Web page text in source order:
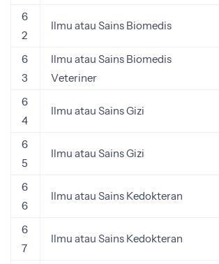
6
2
Ilmu atau Sains Biomedis
6
3
Ilmu atau Sains Biomedis
Veteriner
6
4
Ilmu atau Sains Gizi
6
5
Ilmu atau Sains Gizi
6
6
Ilmu atau Sains Kedokteran
6
7
Ilmu atau Sains Kedokteran